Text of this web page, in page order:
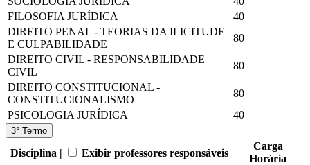
FILOSOFIA JURÍDICA
40
DIREITO PENAL - TEORIAS DA ILICITUDE
E CULPABILIDADE
80
DIREITO CIVIL - RESPONSABILIDADE
CIVIL
80
DIREITO CONSTITUCIONAL -
CONSTITUCIONALISMO
80
PSICOLOGIA JURÍDICA
40
3° Termo
Disciplina | Exibir professores responsáveis
Carga
Horária